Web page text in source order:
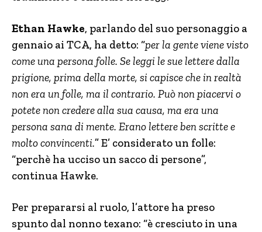
Ethan Hawke, parlando del suo personaggio a
gennaio ai TCA, ha detto: “per la gente viene visto
come una persona folle. Se leggi le sue lettere dalla
prigione, prima della morte, si capisce che in realtà
non era un folle, ma il contrario. Può non piacervi o
potete non credere alla sua causa, ma era una
persona sana di mente. Erano lettere ben scritte e
molto convincenti.” E’ considerato un folle:
“perchè ha ucciso un sacco di persone”,
continua Hawke.
Per prepararsi al ruolo, l’attore ha preso
spunto dal nonno texano: “è cresciuto in una